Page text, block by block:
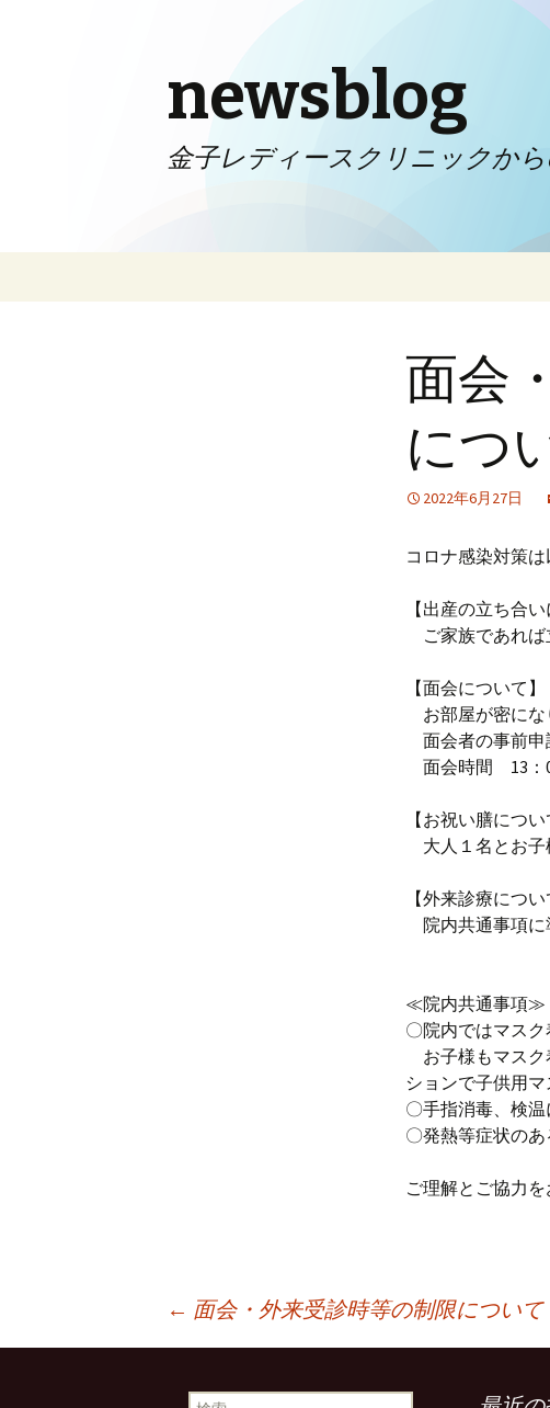
newsblog
金子レディースクリニックか
面会
につ
2022年6月27日
コロナ感染対策は
【出産の立ち合い
ご家族であれば
【面会について】
お部屋が密にな
面会者の事前申
面会時間 13：
【お祝い膳につい
大人１名とお子
【外来診療につい
院内共通事項に
≪院内共通事項≫
〇院内ではマスク
お子様もマスク
ションで子供用マ
〇手指消毒、検温
〇発熱等症状の
ご理解とご協力を
投稿ナビゲーション
← 面会・外来受診時等の制限について
検索: